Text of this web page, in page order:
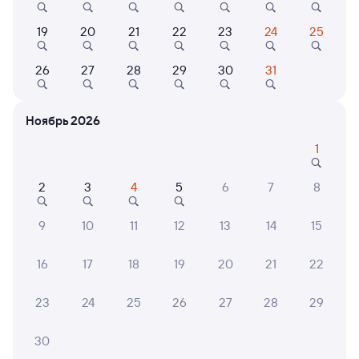
Выбор любимых мест на схемах вагонов
Подробные ответы на вопросы о поездке или
СМС-сопровождение до посадки в поезд
Оформление без регистрации на сайте
Частые вопросы
Что нужно, чтобы сесть в поезд?
Что делать, если ошибся при вводе данных
19 20 21 22 23 24 25
26 27 28 29 30 31
Ноябрь 2026
1
2 3 4 5 6 7 8
9 10 11 12 13 14 15
16 17 18 19 20 21 22
23 24 25 26 27 28 29
30